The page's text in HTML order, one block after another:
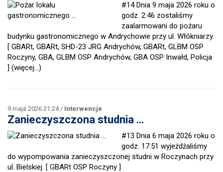
#14 Dnia 9 maja 2026 roku o
godz. 2:46 zostaliśmy
zaalarmowani do pożaru
budynku gastronomicznego w Andrychowie przy ul. Włókniarzy.
[ GBARt, GBARt, SHD-23 JRG Andrychów, GBARt, GLBM OSP
Roczyny, GBA, GLBM OSP Andrychów, GBA OSP Inwałd, Policja
] (więcej…)
9 maja 2026 21:24 / Interwencje
Zanieczyszczona studnia …
#13 Dnia 6 maja 2026 roku o
godz. 17:51 wyjeżdżaliśmy
do wypompowania zanieczyszczonej studni w Roczynach przy
ul. Bielskiej. [ GBARt OSP Roczyny ]